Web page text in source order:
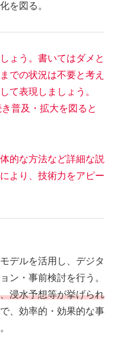
を図る。
ょう。書いてはダメと
での状況は不要と考え
て表現しましょう。
普及・拡大を図ると
的な方法など詳細な説
より、技術力をアピー
デルを活用し、デジタ
ン・事前検討を行う。
浸水予想等が挙げられ
、効率的・効果的な事